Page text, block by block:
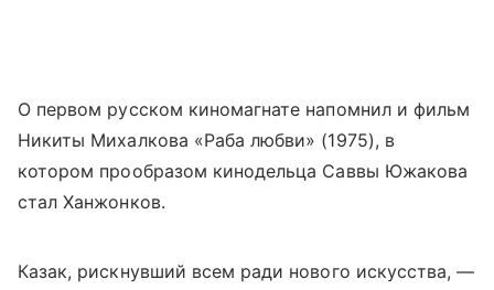
О первом русском киномагнате напомнил и фильм
Никиты Михалкова «Раба любви» (1975), в
котором прообразом кинодельца Саввы Южакова
стал Ханжонков.
Казак, рискнувший всем ради нового искусства, —